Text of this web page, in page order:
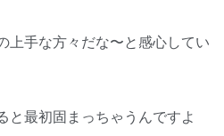
上手な方々だな〜と感心してい
と最初固まっちゃうんですよ